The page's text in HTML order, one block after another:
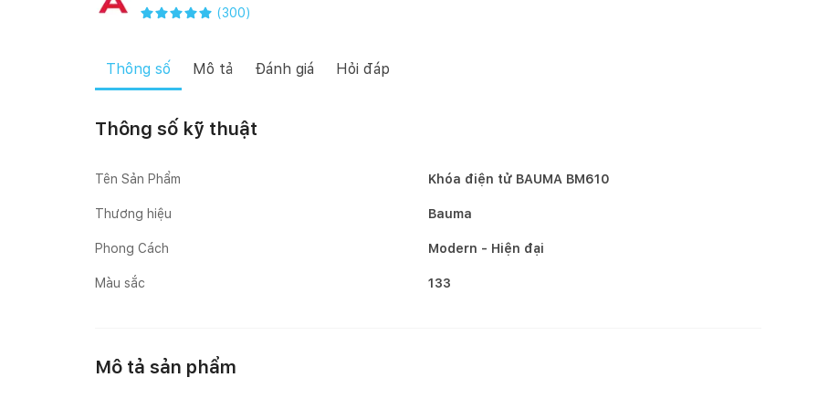
(300)
Thông số Mô tả Đánh giá Hỏi đáp
Thông số kỹ thuật
Tên Sản Phẩm Khóa điện tử BAUMA BM610
Thương hiệu Bauma
Phong Cách Modern - Hiện đại
Màu sắc 133
Mô tả sản phẩm